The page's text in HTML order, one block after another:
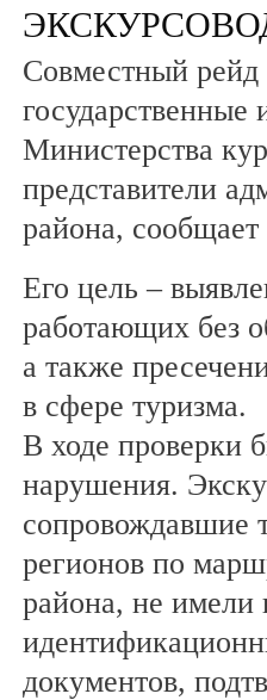
Совместный рейд
государственные
Министерства
представители
района,
Его цель –
работающих без
а также
в сфере туризма.
В ходе проверки
нарушения.
сопровождавшие
регионов по
района, не имели
документов,